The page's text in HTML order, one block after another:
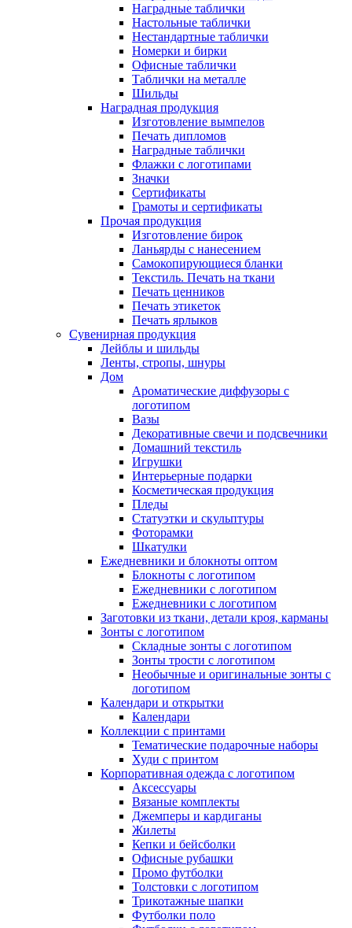
Наградные таблички
Настольные таблички
Нестандартные таблички
Номерки и бирки
Офисные таблички
Таблички на металле
Шильды
Наградная продукция
Изготовление вымпелов
Печать дипломов
Наградные таблички
Флажки с логотипами
Значки
Сертификаты
Грамоты и сертификаты
Прочая продукция
Изготовление бирок
Ланьярды с нанесением
Самокопирующиеся бланки
Текстиль. Печать на ткани
Печать ценников
Печать этикеток
Печать ярлыков
Сувенирная продукция
Лейблы и шильды
Ленты, стропы, шнуры
Дом
Ароматические диффузоры с
логотипом
Вазы
Декоративные свечи и подсвечники
Домашний текстиль
Игрушки
Интерьерные подарки
Косметическая продукция
Пледы
Статуэтки и скульптуры
Фоторамки
Шкатулки
Ежедневники и блокноты оптом
Блокноты с логотипом
Ежедневники с логотипом
Ежедневники с логотипом
Заготовки из ткани, детали кроя, карманы
Зонты с логотипом
Складные зонты с логотипом
Зонты трости с логотипом
Необычные и оригинальные зонты с
логотипом
Календари и открытки
Календари
Коллекции с принтами
Тематические подарочные наборы
Худи с принтом
Корпоративная одежда с логотипом
Аксессуары
Вязаные комплекты
Джемперы и кардиганы
Жилеты
Кепки и бейсболки
Офисные рубашки
Промо футболки
Толстовки с логотипом
Трикотажные шапки
Футболки поло